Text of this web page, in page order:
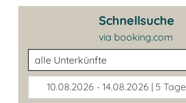
Schnellsuche
via booking.com
Unterkunftsart
10.08.2026 - 14.08.2026 | 5 Tage